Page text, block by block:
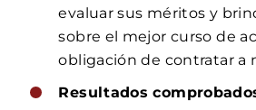
evaluar sus méritos y
sobre el mejor curso de
obligación de contratar a
Resultados